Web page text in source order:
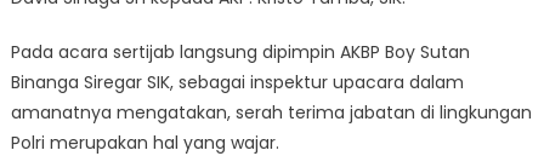
Pada acara sertijab langsung dipimpin AKBP Boy Sutan
Binanga Siregar SIK, sebagai inspektur upacara dalam
amanatnya mengatakan, serah terima jabatan di lingkungan
Polri merupakan hal yang wajar.